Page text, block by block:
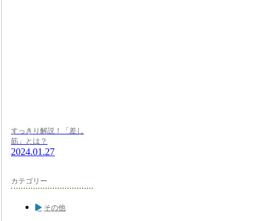
すっきり解説！「差し
筋」とは？
2024.01.27
カテゴリー
その他